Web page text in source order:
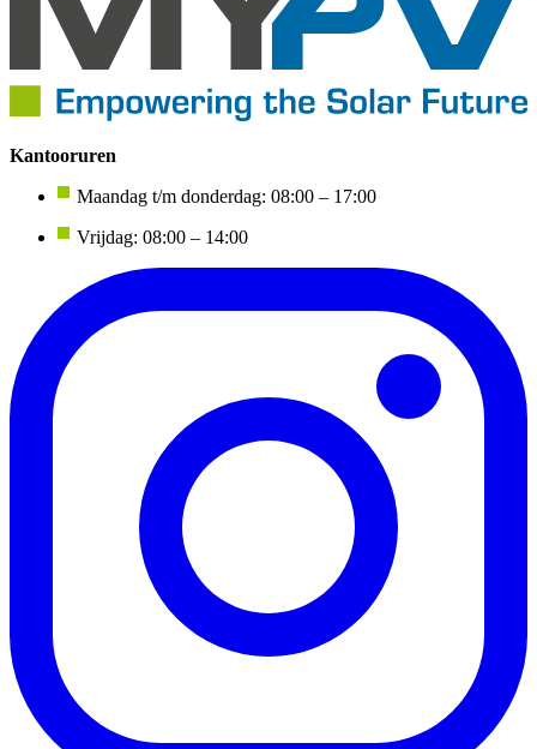
Kantooruren
Maandag t/m donderdag: 08:00 – 17:00
Vrijdag: 08:00 – 14:00